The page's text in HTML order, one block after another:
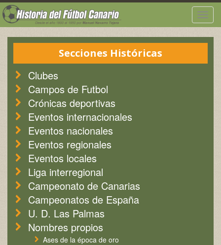
Secciones Históricas
Clubes
Campos de Futbol
Crónicas deportivas
Eventos internacionales
Eventos nacionales
Eventos regionales
Eventos locales
Liga interregional
Campeonato de Canarias
Campeonatos de España
U. D. Las Palmas
Nombres propios
Ases de la época de oro